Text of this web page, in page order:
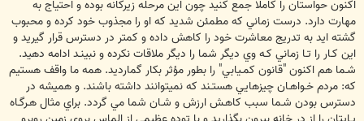
اكنون حواستان را كاملا جمع كنيد چون اين مرحله زيركانه بوده و احتياج به
مهارت دارد. درست زماني كه مطمئن شديد كه او را مجذوب خود كرده و محبوب
گشته ايد به تدريج معاشرت خود را كاهش داده و كمتر در دسترس قرار گيريد و
اين كـار را تـا زماني كـه وي ديگر شما را ديگر ملاقات نكرده و نبينـد ادامه دهيد.
شـما هم اكنون "قانون كمـيابي" را بطور مؤثر بكار گمارديد. همه ما واقف هستيم
كه: مردم خـواهـان چيزهايي هستـند كه نميتوانند داشته باشند. و هميشه در
دسترس بودن شـما سبب كاهـش ارزش و شـان شما مي گردد. براي مثال هـرگـاه